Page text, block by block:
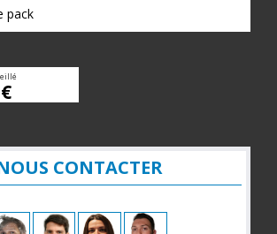
pack
CONTACTER